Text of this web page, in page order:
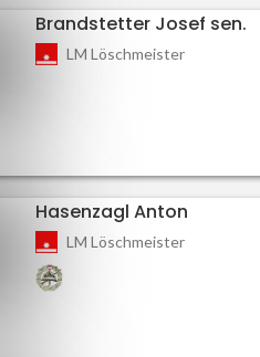
Brandstetter Josef sen.
LM Löschmeister
Hasenzagl Anton
LM Löschmeister